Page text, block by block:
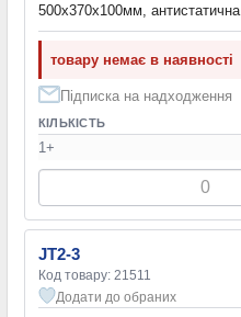
500х370х100мм, антистатична
товару немає в наявності
Підписка на надходження
КІЛЬКІСТЬ
1+
JT2-3
Код товару: 21511
Додати до обраних